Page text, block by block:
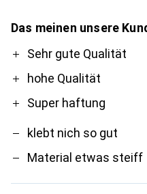
Das meinen unsere
ProSehr gute Qualität
hohe Qualität
Super haftung
Contra
klebt nich so gut
Material etwas steiff